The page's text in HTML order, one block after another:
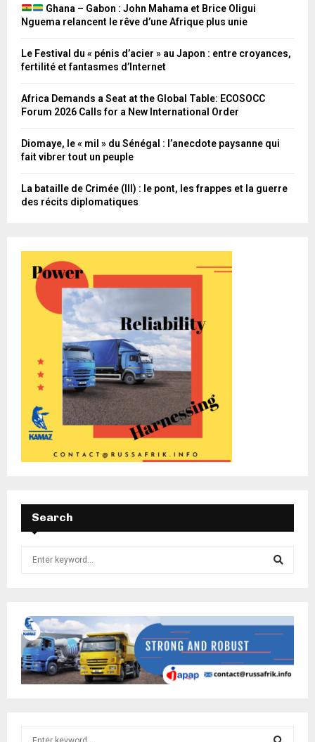
Ghana – Gabon : John Mahama et Brice Oligui
Nguema relancent le rêve d’une Afrique plus unie
Le Festival du « pénis d’acier » au Japon : entre croyances,
fertilité et fantasmes d’Internet
Africa Demands a Seat at the Global Table: ECOSOCC
Forum 2026 Calls for a New International Order
Diomaye, le « mil » du Sénégal : l’anecdote paysanne qui
fait vibrer tout un peuple
La bataille de Crimée (III) : le pont, les frappes et la guerre
des récits diplomatiques
Search